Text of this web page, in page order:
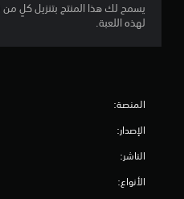
لهذه اللعبة.
المنصة:
الإصدار:
الناشر:
الأنواع: